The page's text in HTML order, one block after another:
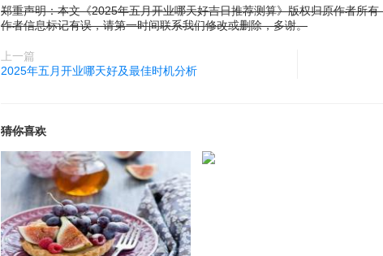
郑重声明：本文《2025年五月开业哪天好吉日推荐测算》版权归原作者所
作者信息标记有误，请第一时间联系我们修改或删除，多谢。
上一篇
2025年五月开业哪天好及最佳时机分析
猜你喜欢